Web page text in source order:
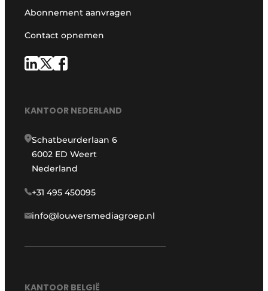
Abonnement aanvragen
Contact opnemen
KANTOOR NEDERLAND
Schatbeurderlaan 6
6002 ED Weert
Nederland
+31 495 450095
info@louwersmediagroep.nl
KANTOOR BELGIË